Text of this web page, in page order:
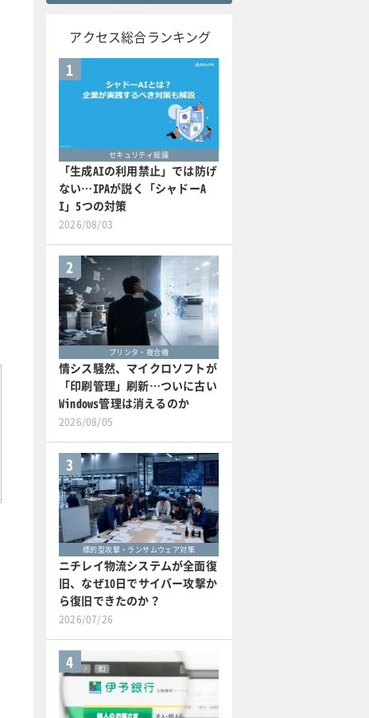
アクセス総合ランキング
1
セキュリティ総論
「生成AIの利用禁止」では防げ
ない…IPAが説く「シャドーA
I」5つの対策
2026/08/03
2
プリンタ・複合機
情シス騒然、マイクロソフトが
「印刷管理」刷新…ついに古い
Windows管理は消えるのか
2026/08/05
3
標的型攻撃・ランサムウェア対策
ニチレイ物流システムが全面復
旧、なぜ10日でサイバー攻撃か
ら復旧できたのか？
2026/07/26
4